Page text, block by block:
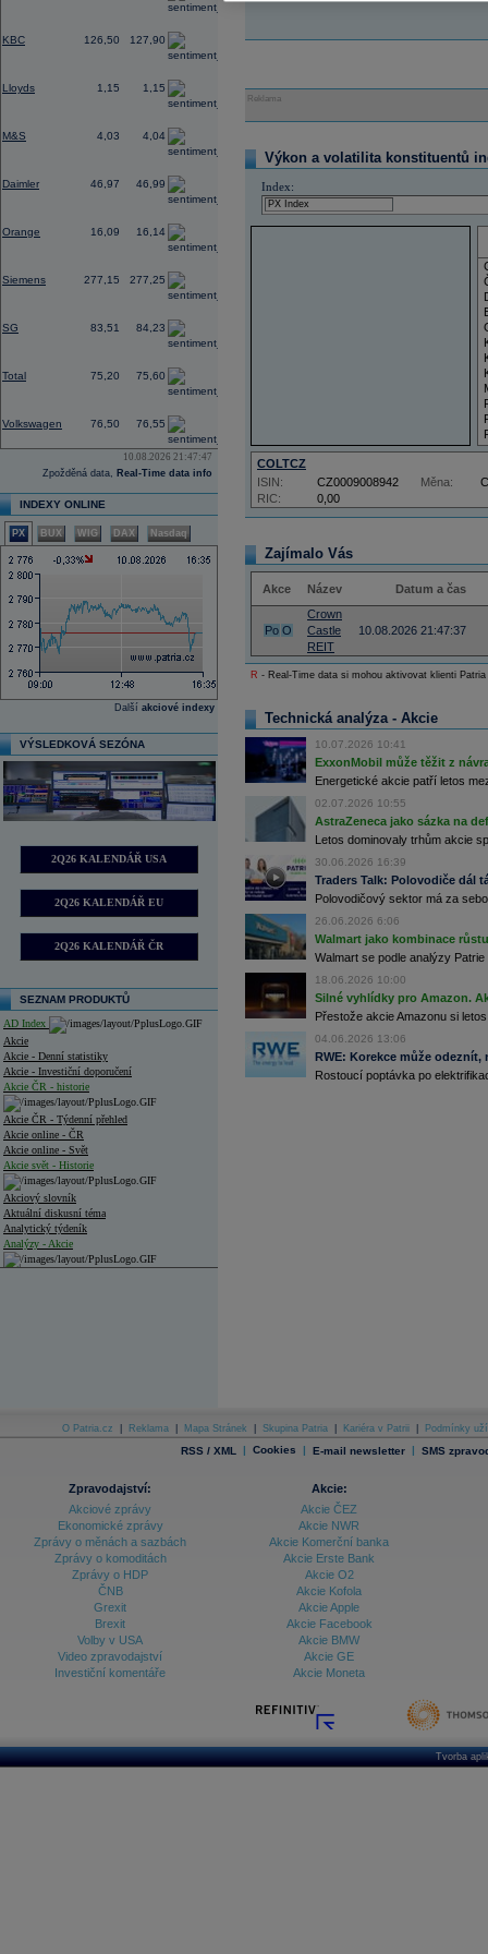
KBC 126,50 127,90
Lloyds 1,15 1,15
M&S 4,03 4,04
-1,27
Daimler 46,97 46,99
0,00
Orange 16,09 16,14
Siemens 277,15 277,25
SG 83,51 84,23
Total 75,20 75,60
Volkswagen 76,50 76,55
10.08.2026 21:47:47
Zpožděná data, Real-Time data info
INDEXY ONLINE
PX BUX WIG DAX Nasdaq
Další akciové indexy
VÝSLEDKOVÁ SEZÓNA
2Q26 KALENDÁŘ USA
2Q26 KALENDÁŘ EU
2Q26 KALENDÁŘ ČR
SEZNAM PRODUKTŮ
AD Index
Akcie
Akcie - Denní statistiky
Akcie - Investiční doporučení
Akcie ČR - historie
Akcie ČR - Týdenní přehled
Akcie online - ČR
Akcie online - Svět
Akcie svět - Historie
Akciový slovník
Aktuální diskusní téma
Analytický týdeník
Analýzy - Akcie
Archiv - Flash analýzy (svět)
Archiv - Horké Zprávy
Archiv - Měnová politika
Archiv - Měsíční makroekonomické přehledy
Archiv - Souhrnné zprávy o vývoji ČR
Archiv - Treasury alerty
Archiv - Vývoj české koruny
Cenový kalkulátor
Ceny průmyslových výrobců - Data a prognózy
Reklama
Výkon a volatilita konstituentů
Index:
COLTCZ
RIC: 0,00
ISIN: CZ0009008942 Měna:
Zajímalo Vás
Akce Název Datum a čas
Po O
Crown
Castle
REIT
10.08.2026 21:47:37
R - Real-Time data si mohou aktivovat klienti
Technická analýza - Akcie
10.07.2026 10:41
ExxonMobil může těžit z
Energetické akcie patří letos
02.07.2026 10:55
AstraZeneca jako sázka na
Letos dominovaly trhům akcie
30.06.2026 16:39
Traders Talk: Polovodiče dál
Polovodičový sektor má za
26.06.2026 6:06
Walmart jako kombinace
Walmart se podle analýzy
18.06.2026 10:00
Silné vyhlídky pro Amazon.
Přestože akcie Amazonu si
04.06.2026 13:06
RWE: Korekce může
Rostoucí poptávka po
O Patria.cz Reklama Mapa Stránek Skupina Patria Kariéra v Patrii Podmínky
RSS / XML | Cookies | E-mail newsletter | SMS
Zpravodajství:
Akciové zprávy
Ekonomické zprávy
Zprávy o měnách a sazbách
Zprávy o komoditách
Zprávy o HDP
ČNB
Grexit
Brexit
Volby v USA
Video zpravodajství
Investiční komentáře
Akcie:
Akcie ČEZ
Akcie NWR
Akcie Komerční banka
Akcie Erste Bank
Akcie O2
Akcie Kofola
Akcie Apple
Akcie Facebook
Akcie BMW
Akcie GE
Akcie Moneta
Tvorba